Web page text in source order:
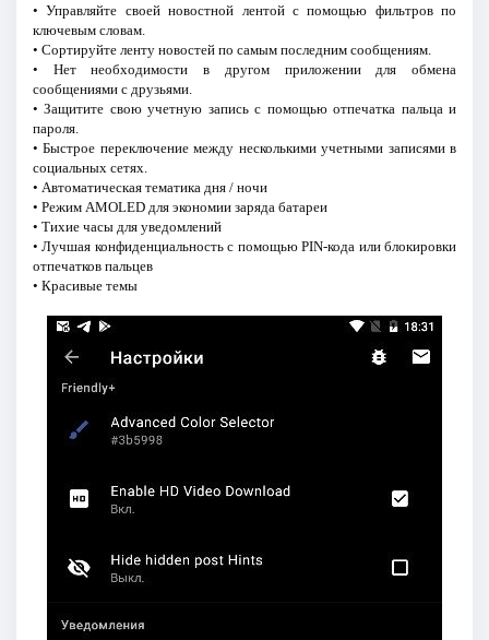
• Управляйте своей новостной лентой с помощью фильтров по
ключевым словам.
• Сортируйте ленту новостей по самым последним сообщениям.
• Нет необходимости в другом приложении для обмена
сообщениями с друзьями.
• Защитите свою учетную запись с помощью отпечатка пальца и
пароля.
• Быстрое переключение между несколькими учетными записями в
социальных сетях.
• Автоматическая тематика дня / ночи
• Режим AMOLED для экономии заряда батареи
• Тихие часы для уведомлений
• Лучшая конфиденциальность с помощью PIN-кода или блокировки
отпечатков пальцев
• Красивые темы